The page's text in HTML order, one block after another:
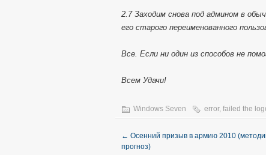
2.7 Заходим снова под админом в
его старого переименованного
Все. Если ни один из способов не
Всем Удачи!
Windows Seven error, failed the
← Осенний призыв в армию 2010
прогноз)